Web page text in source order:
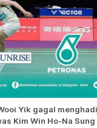
Yik gagal
Kim Win Ho-Na Sung